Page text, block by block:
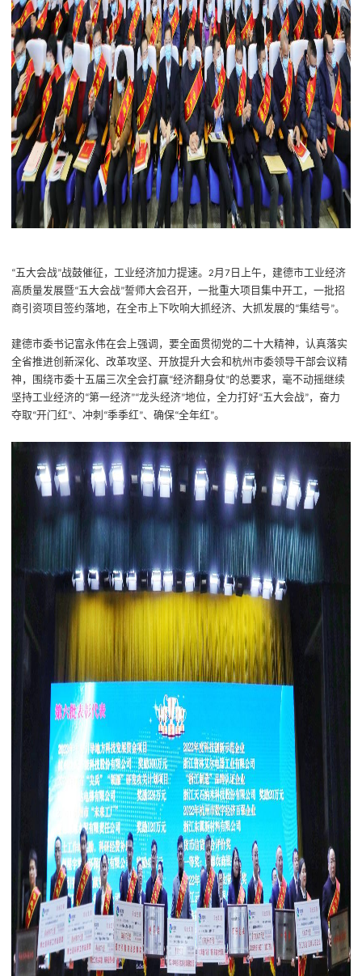
“五大会战”战鼓催征，工业经济加力提速。2月7 日上午，建德市工业经济
高质量发展暨“五大会战”誓师大会召开，一批重大项目集中开工，一批招
商引资项目签约落地，在全市上下吹响大抓经济、大抓发展的“集结号”。
建德市委书记富永伟在会上强调，要全面贯彻党的二十大精神，认真落实
全省推进创新深化、改革攻坚、开放提升大会和杭州市委领导干部会议精
神，围绕市委十五届三次全会打赢“经济翻身仗”的总要求，毫不动摇继续
坚持工业经济的“第一经济”“龙头经济”地位，全力打好“五大会战”，奋力
夺取“开门红 ”、冲刺 “季季红 ”、确保“全年红 ”。